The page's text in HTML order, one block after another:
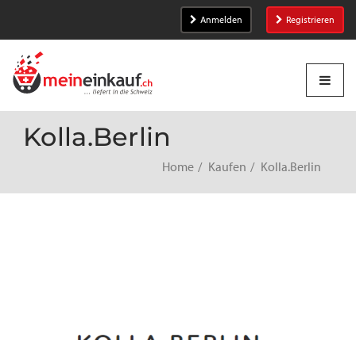
Anmelden Registrieren
Kolla.Berlin
Home Kaufen Kolla.Berlin